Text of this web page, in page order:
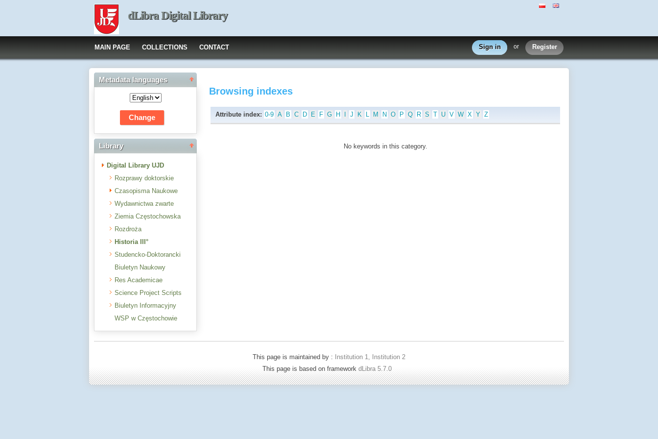
dLibra Digital Library
MAIN PAGE COLLECTIONS CONTACT Sign in or Register
Metadata languages
Library
Digital Library UJD
Rozprawy doktorskie
Czasopisma Naukowe
Wydawnictwa zwarte
Ziemia Częstochowska
Rozdroża
Historia III°
Studencko-Doktorancki
Biuletyn Naukowy
Res Academicae
Science Project Scripts
Biuletyn Informacyjny
WSP w Częstochowie
Browsing indexes
Attribute index: 0-9 A B C D E F G H J K L M N O P Q R S T U V W X Y Z
No keywords in this category.
This page is maintained by :
Institution 1, Institution 2
This page is based on framework dLibra 5.7.0